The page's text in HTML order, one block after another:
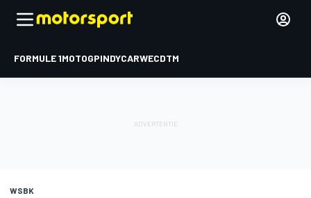
FORMULE 1MOTOGPINDYCARWECDTM
WSBK